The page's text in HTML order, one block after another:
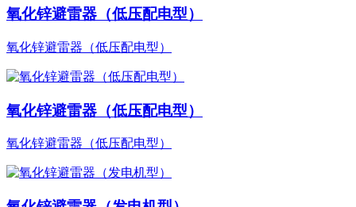
氧化锌避雷器（低压配电型）
氧化锌避雷器（低压配电型）
氧化锌避雷器（低压配电型）
氧化锌避雷器（低压配电型）